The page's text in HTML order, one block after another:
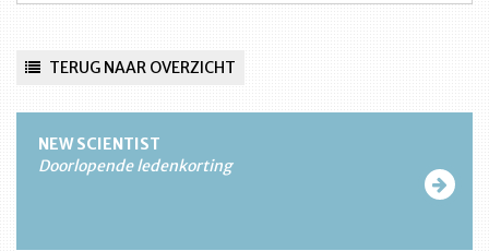
TERUG NAAR OVERZICHT
NEW SCIENTIST
Doorlopende ledenkorting